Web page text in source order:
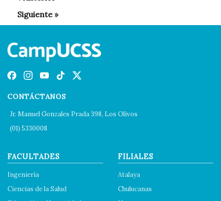
CONTÁCTANOS
Jr. Manuel Gonzales Prada 398, Los Olivos
(01) 5330008
FACULTADES
Ingeniería
Ciencias de la Salud
FILIALES
Atalaya
Chulucanas